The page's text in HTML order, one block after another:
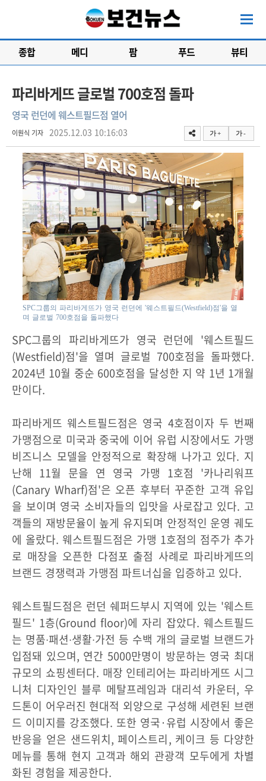
종합 메디 팜 푸드 뷰티
파리바게뜨 글로벌 700호점 돌파
영국 런던에 웨스트필드점 열어
이원식 기자 2025.12.03 10:16:03 가 + 가 -
SPC그룹의 파리바게뜨가 영국 런던에 '웨스트필드(Westfield)점'을 열
며 글로벌 700호점을 돌파했다
SPC그룹의 파리바게뜨가 영국 런던에 '웨스트필드
(Westfield)점'을 열며 글로벌 700호점을 돌파했다.
2024년 10월 중순 600호점을 달성한 지 약 1년 1개월
만이다.
파리바게뜨 웨스트필드점은 영국 4호점이자 두 번째
가맹점으로 미국과 중국에 이어 유럽 시장에서도 가맹
비즈니스 모델을 안정적으로 확장해 나가고 있다. 지
난해 11월 문을 연 영국 가맹 1호점 '카나리워프
(Canary Wharf)점'은 오픈 후부터 꾸준한 고객 유입
을 보이며 영국 소비자들의 입맛을 사로잡고 있다. 고
객들의 재방문율이 높게 유지되며 안정적인 운영 궤도
에 올랐다. 웨스트필드점은 가맹 1호점의 점주가 추가
로 매장을 오픈한 다점포 출점 사례로 파리바게뜨의
브랜드 경쟁력과 가맹점 파트너십을 입증하고 있다.
웨스트필드점은 런던 쉐퍼드부시 지역에 있는 '웨스트
필드' 1층(Ground floor)에 자리 잡았다. 웨스트필드
는 명품∙패션∙생활∙가전 등 수백 개의 글로벌 브랜드가
입점돼 있으며, 연간 5000만명이 방문하는 영국 최대
규모의 쇼핑센터다. 매장 인테리어는 파리바게뜨 시그
니처 디자인인 블루 메탈프레임과 대리석 카운터, 우
드톤이 어우러진 현대적 외양으로 구성해 세련된 브랜
드 이미지를 강조했다. 또한 영국·유럽 시장에서 좋은
반응을 얻은 샌드위치, 페이스트리, 케이크 등 다양한
메뉴를 통해 현지 고객과 해외 관광객 모두에게 차별
화된 경험을 제공한다.